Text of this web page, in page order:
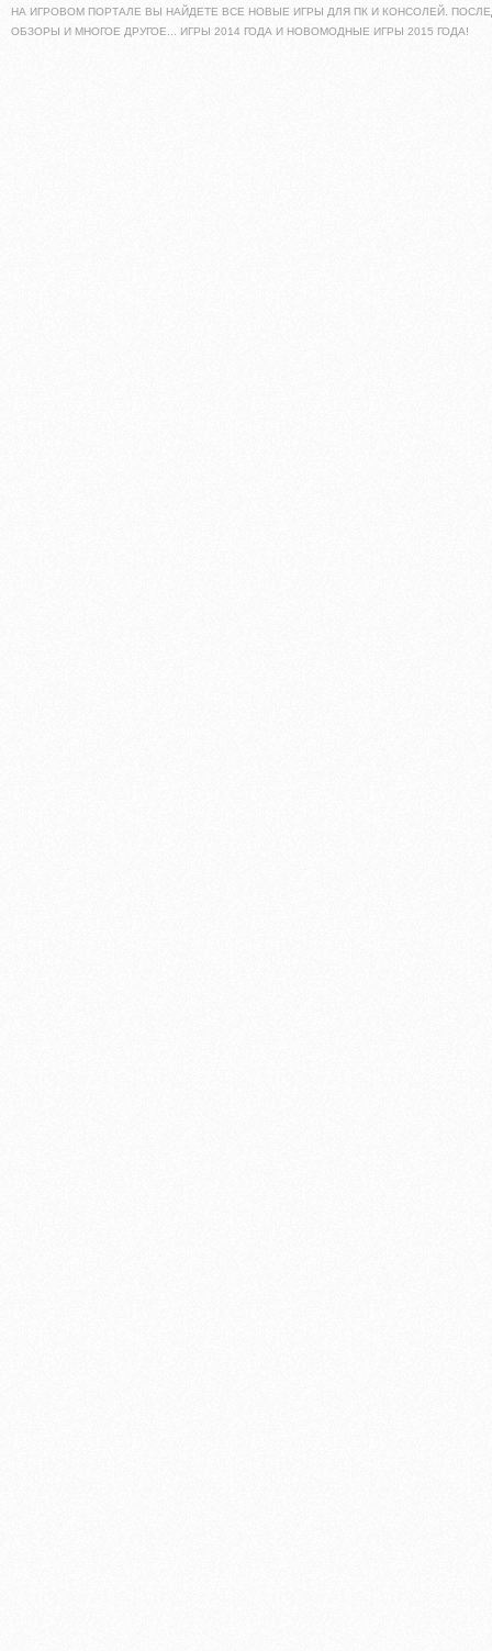
НА ИГРОВОМ ПОРТАЛЕ ВЫ НАЙДЕТЕ ВСЕ НОВЫЕ ИГРЫ ДЛЯ ПК И КОНСОЛЕЙ.
ОБЗОРЫ И МНОГОЕ ДРУГОЕ... ИГРЫ 2014 ГОДА И НОВОМОДНЫЕ ИГРЫ 2015 ГОДА!